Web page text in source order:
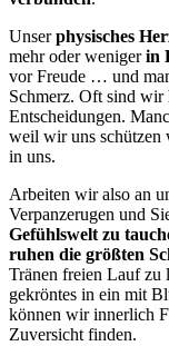
Unserphysisches
mehr oder wenigerin
vor Freude … und
Schmerz. Oft sind wir
Entscheidungen.
weil wir uns schützen
in uns.
Arbeiten wir also an
Verpanzerugen und
Gefühlswelt zu
ruhen die größten
Tränen freien Lauf zu
gekröntes in ein mit
können wir innerlich
Zuversicht finden.